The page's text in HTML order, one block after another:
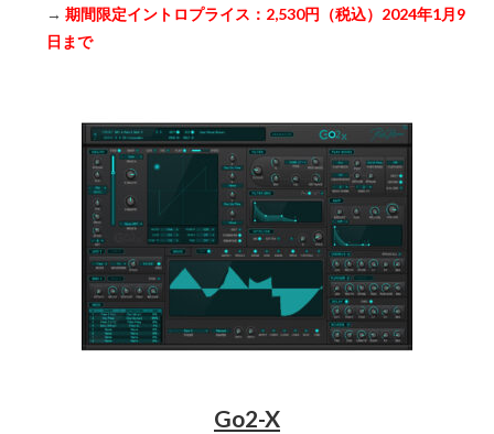
→期間限定イントロプライス：2,530円（税込）2024年1月9
日まで
Go2-X